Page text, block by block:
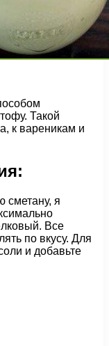
Такой
к вареникам и
сметану, я
Все
по вкусу. Для
и добавьте